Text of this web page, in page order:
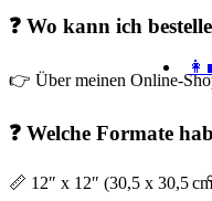
❓ Wo kann ich
👉 Über meinen Online-
❓ Welche Formate
📏 12″ x 12″ (30,5 x 30,5